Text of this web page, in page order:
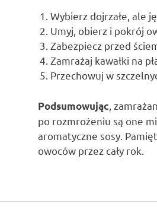
Wybierz dojrzałe, ale
Umyj, obierz i pokrój
Zabezpiecz przed
Zamrażaj kawałki na
Przechowuj w
Podsumowując ,
po rozmrożeniu są one
aromatyczne sosy.
owoców przez cały rok.